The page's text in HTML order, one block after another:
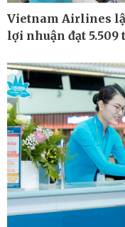
Vietnam Airlines
lợi nhuận đạt 5.509